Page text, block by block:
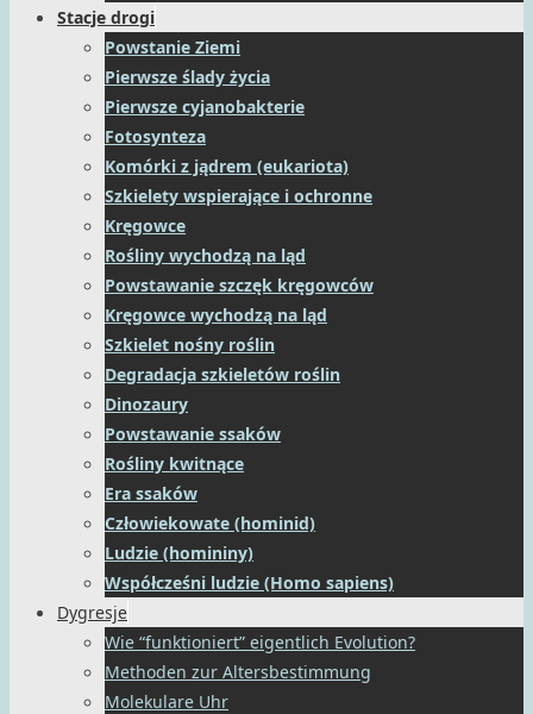
Stacje drogi
Powstanie Ziemi
Pierwsze ślady życia
Pierwsze cyjanobakterie
Fotosynteza
Komórki z jądrem (eukariota)
Szkielety wspierające i ochronne
Kręgowce
Rośliny wychodzą na ląd
Powstawanie szczęk kręgowców
Kręgowce wychodzą na ląd
Szkielet nośny roślin
Degradacja szkieletów roślin
Dinozaury
Powstawanie ssaków
Rośliny kwitnące
Era ssaków
Człowiekowate (hominid)
Ludzie (homininy)
Współcześni ludzie (Homo sapiens)
Dygresje
Wie “funktioniert” eigentlich Evolution?
Methoden zur Altersbestimmung
Molekulare Uhr